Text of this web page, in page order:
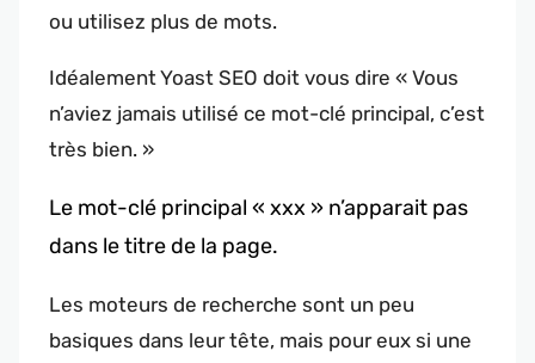
ou utilisez plus de mots.
Idéalement Yoast SEO doit vous dire « Vous
n’aviez jamais utilisé ce mot-clé principal, c’est
très bien. »
Le mot-clé principal « xxx » n’apparait pas
dans le titre de la page.
Les moteurs de recherche sont un peu
basiques dans leur tête, mais pour eux si une